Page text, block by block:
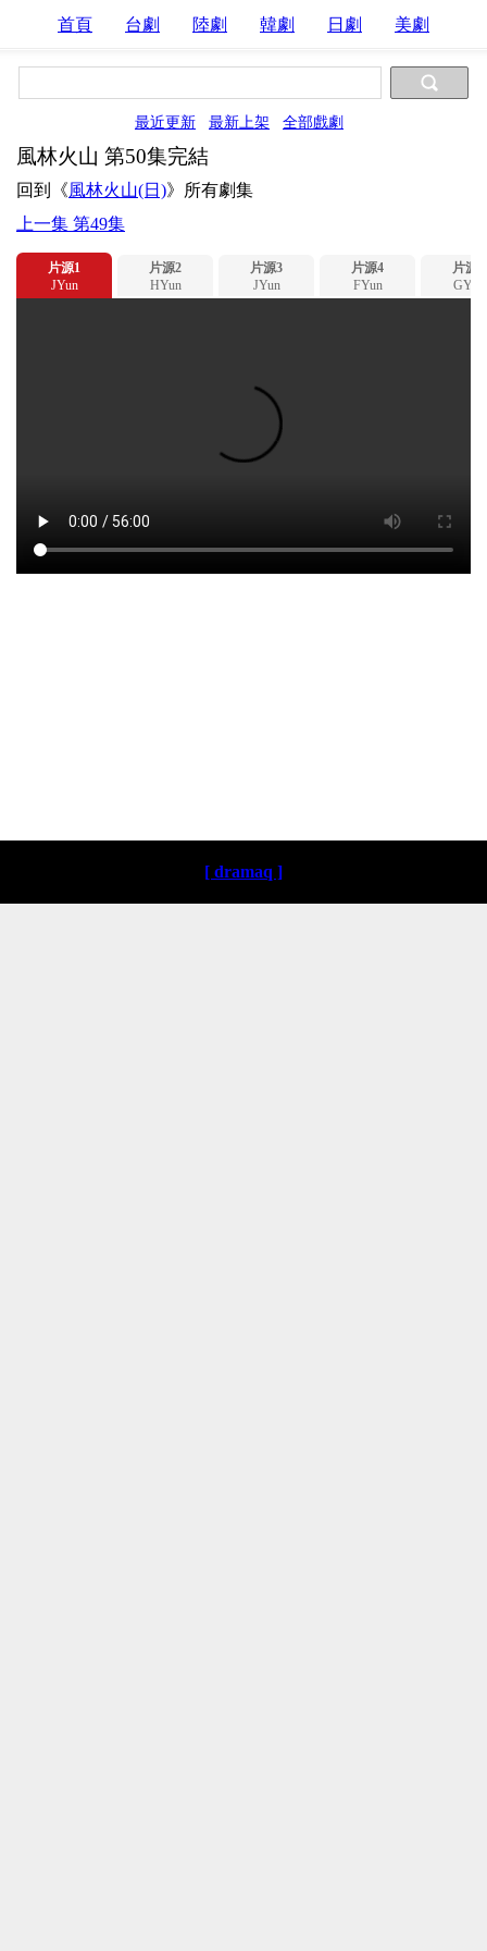
首頁 台劇 陸劇 韓劇 日劇 美劇
最近更新 最新上架 全部戲劇
風林火山 第50集完結
回到《風林火山(日)》所有劇集
上一集 第49集
片源1
JYun
片源2
HYun
片源3
JYun
片源4
FYun
片源5
GYun
[ dramaq ]